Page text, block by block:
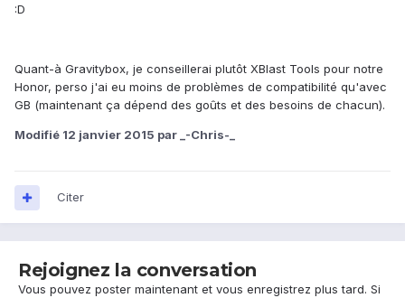
:D
Quant-à Gravitybox, je conseillerai plutôt XBlast Tools pour notre
Honor, perso j'ai eu moins de problèmes de compatibilité qu'avec
GB (maintenant ça dépend des goûts et des besoins de chacun).
Modifié 12 janvier 2015 par _-Chris-_
Citer
Rejoignez la conversation
Vous pouvez poster maintenant et vous enregistrez plus tard. Si